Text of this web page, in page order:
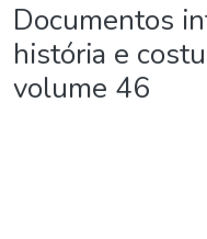
Documentos
história e
volume 46